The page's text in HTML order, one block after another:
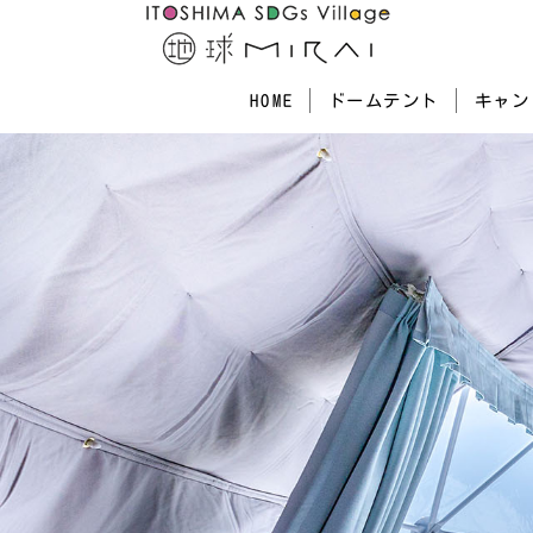
HOME ドームテント キャ